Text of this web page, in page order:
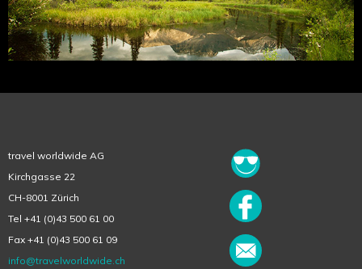
travel worldwide AG
Kirchgasse 22
CH-8001 Zürich
Tel +41 (0)43 500 61 00
Fax +41 (0)43 500 61 09
info@travelworldwide.ch